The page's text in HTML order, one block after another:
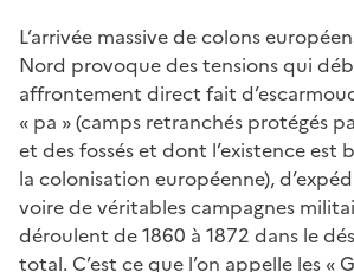
L’arrivée massive de colons
Nord provoque des tensions qui
affrontement direct fait
« pa » (camps retranchés protégés
et des fossés et dont l’existence est
la colonisation européenne),
voire de véritables campagnes
déroulent de 1860 à 1872 dans le
total. C’est ce que l’on appelle les «